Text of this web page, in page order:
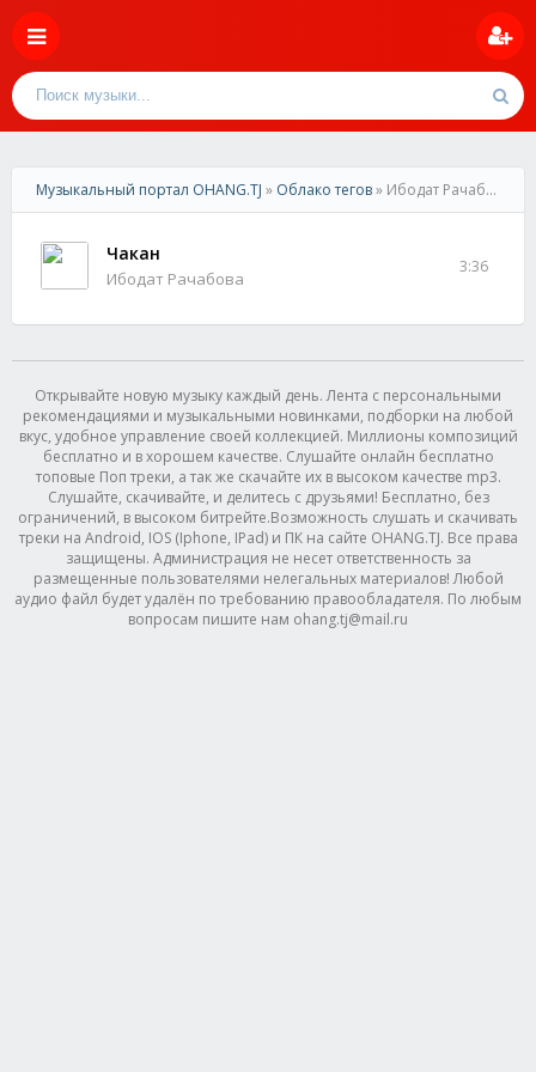
Музыкальный портал OHANG.TJ » Облако тегов» Ибодат Рачабова
Чакан
Ибодат Рачабова
3:36
Открывайте новую музыку каждый день. Лента с персональными
рекомендациями и музыкальными новинками, подборки на любой
вкус, удобное управление своей коллекцией. Миллионы композиций
бесплатно и в хорошем качестве. Слушайте онлайн бесплатно
топовые Поп треки, а так же скачайте их в высоком качестве mp3.
Слушайте, скачивайте, и делитесь с друзьями! Бесплатно, без
ограничений, в высоком битрейте.Возможность слушать и скачивать
треки на Android, IOS (Iphone, IPad) и ПК на сайте OHANG.TJ. Все права
защищены. Администрация не несет ответственность за
размещенные пользователями нелегальных материалов! Любой
аудио файл будет удалён по требованию правообладателя. По любым
вопросам пишите нам ohang.tj@mail.ru